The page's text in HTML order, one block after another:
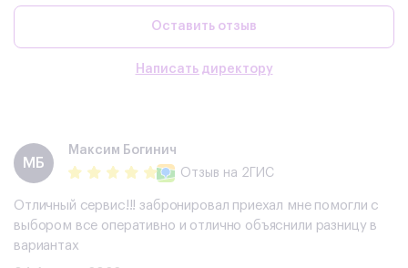
Оставить отзыв
Написать директору
МБ
Максим Богинич
Отзыв на 2ГИС
Отличный сервис!!! забронировал приехал мне помогли с
выбором все оперативно и отлично объяснили разницу в
вариантах